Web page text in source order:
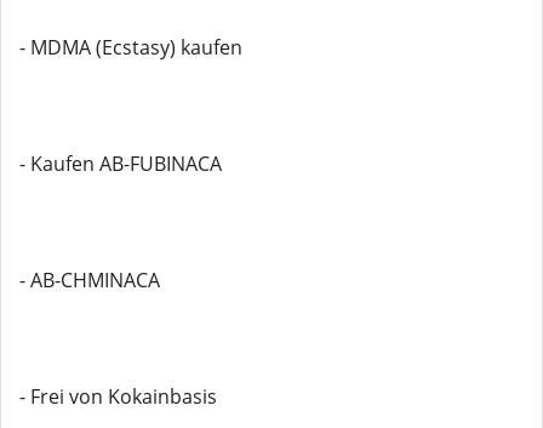
- MDMA (Ecstasy) kaufen
- Kaufen AB-FUBINACA
- AB-CHMINACA
- Frei von Kokainbasis